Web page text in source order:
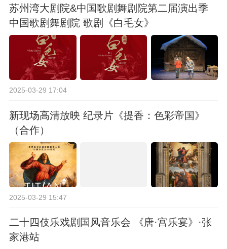
苏州湾大剧院&中国歌剧舞剧院第二届演出季
中国歌剧舞剧院 歌剧《白毛女》
2025-03-29 17:04
新现场高清放映 纪录片《提香：色彩帝国》
（合作）
2025-03-29 15:47
二十四伎乐戏剧国风音乐会 《唐·宫乐宴》·张
家港站